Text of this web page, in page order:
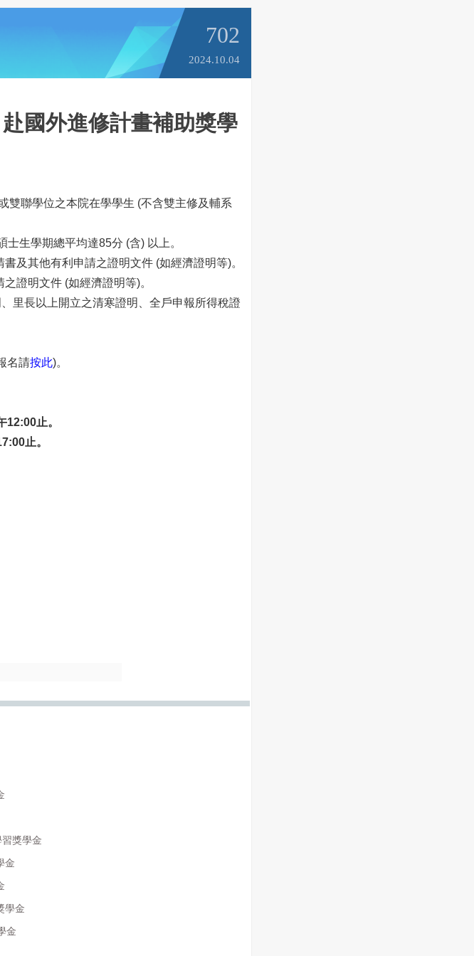
702
2024.10.04
國外進修計畫補助獎學
雙聯學位之本院在學學生 (不含雙主修及輔系
生學期總平均達85分 (含) 以上。
及其他有利申請之證明文件 (如經濟證明等)。
證明文件 (如經濟證明等)。
里長以上開立之清寒證明、全戶申報所得稅證
名請按此)。
止。
止。
獎學金
金
學金
金